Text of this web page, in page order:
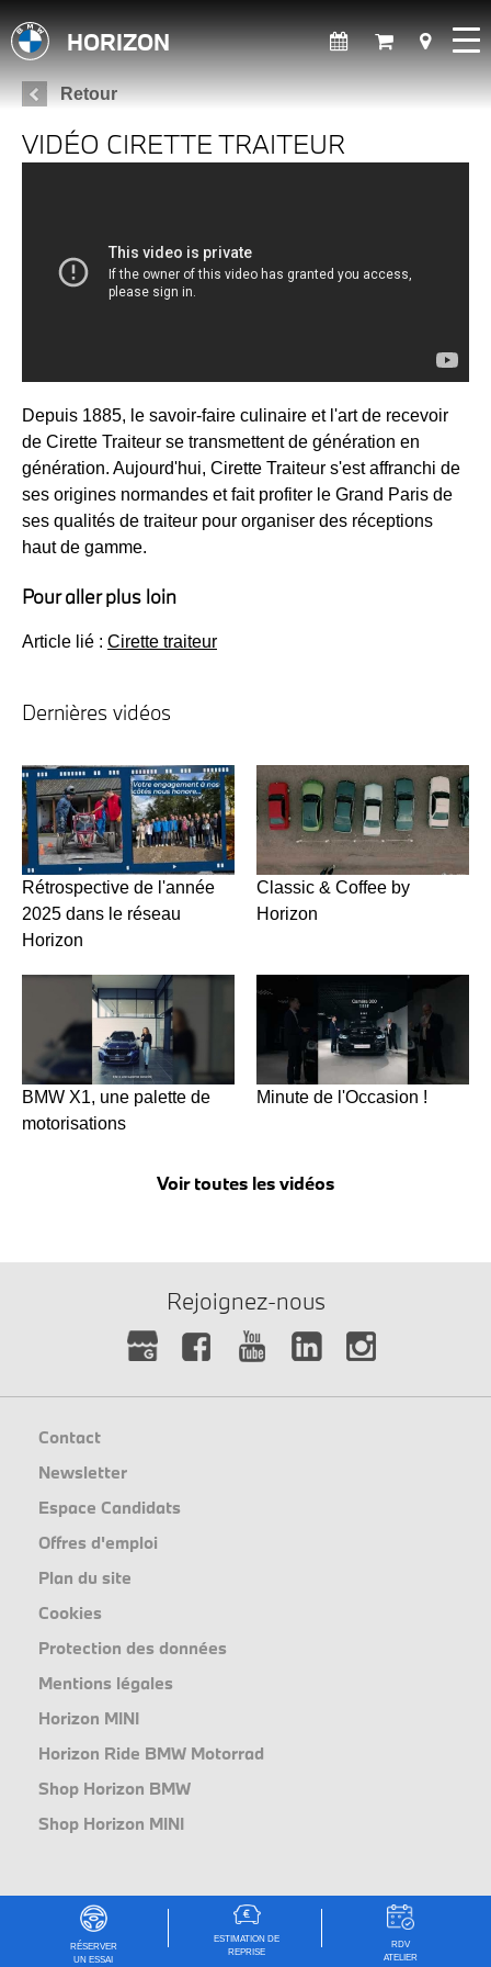
HORIZON
Retour
VIDÉO CIRETTE TRAITEUR
Depuis 1885, le savoir-faire culinaire et l'art de recevoir
de Cirette Traiteur se transmettent de génération en
génération. Aujourd'hui, Cirette Traiteur s'est affranchi de
ses origines normandes et fait profiter le Grand Paris de
ses qualités de traiteur pour organiser des réceptions
haut de gamme.
Pour aller plus loin
Article lié : Cirette traiteur
Dernières vidéos
Rétrospective de l'année
2025 dans le réseau
Horizon
Classic & Coffee by
Horizon
BMW X1, une palette de
motorisations
Minute de l'Occasion !
Voir toutes les vidéos
RÉSERVER
UN ESSAI
ESTIMATION DE
REPRISE
RDV
ATELIER
Rejoignez-nous
Contact
Newsletter
Espace Candidats
Offres d'emploi
Plan du site
Cookies
Protection des données
Mentions légales
Horizon MINI
Horizon Ride BMW Motorrad
Shop Horizon BMW
Shop Horizon MINI